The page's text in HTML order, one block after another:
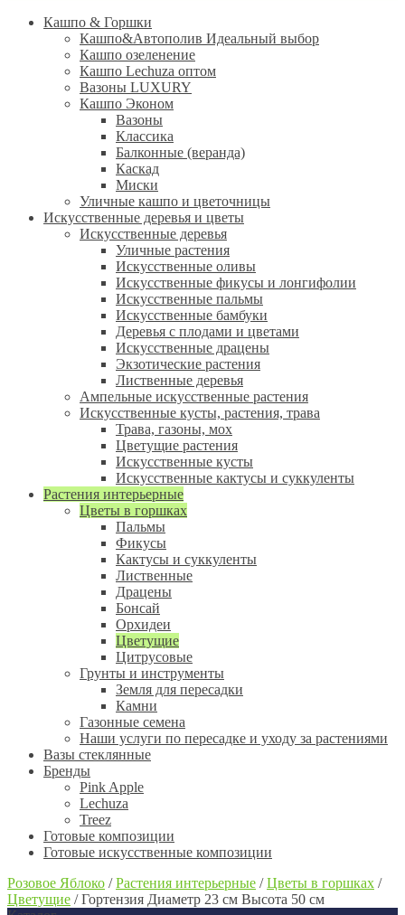
Кашпо & Горшки
Кашпо&Автополив Идеальный выбор
Кашпо озеленение
Кашпо Lechuza оптом
Вазоны LUXURY
Кашпо Эконом
Вазоны
Классика
Балконные (веранда)
Каскад
Миски
Уличные кашпо и цветочницы
Искусственные деревья и цветы
Искусственные деревья
Уличные растения
Искусственные оливы
Искусственные фикусы и лонгифолии
Искусственные пальмы
Искусственные бамбуки
Деревья с плодами и цветами
Искусственные драцены
Экзотические растения
Лиственные деревья
Ампельные искусственные растения
Искусственные кусты, растения, трава
Трава, газоны, мох
Цветущие растения
Искусственные кусты
Искусственные кактусы и суккуленты
Растения интерьерные
Цветы в горшках
Пальмы
Фикусы
Кактусы и суккуленты
Лиственные
Драцены
Бонсай
Орхидеи
Цветущие
Цитрусовые
Грунты и инструменты
Земля для пересадки
Камни
Газонные семена
Наши услуги по пересадке и уходу за растениями
Вазы стеклянные
Бренды
Pink Apple
Lechuza
Treez
Готовые композиции
Готовые искусственные композиции
Розовое Яблоко /Растения интерьерные /Цветы в горшках /
Цветущие /Гортензия Диаметр 23 см Высота 50 см